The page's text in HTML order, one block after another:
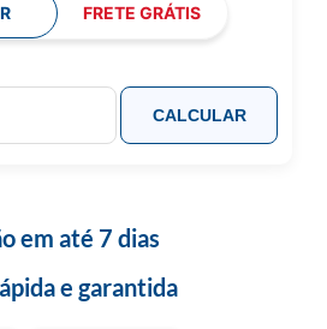
FRETE GRÁTIS
CALCULAR
em até 7 dias
e garantida